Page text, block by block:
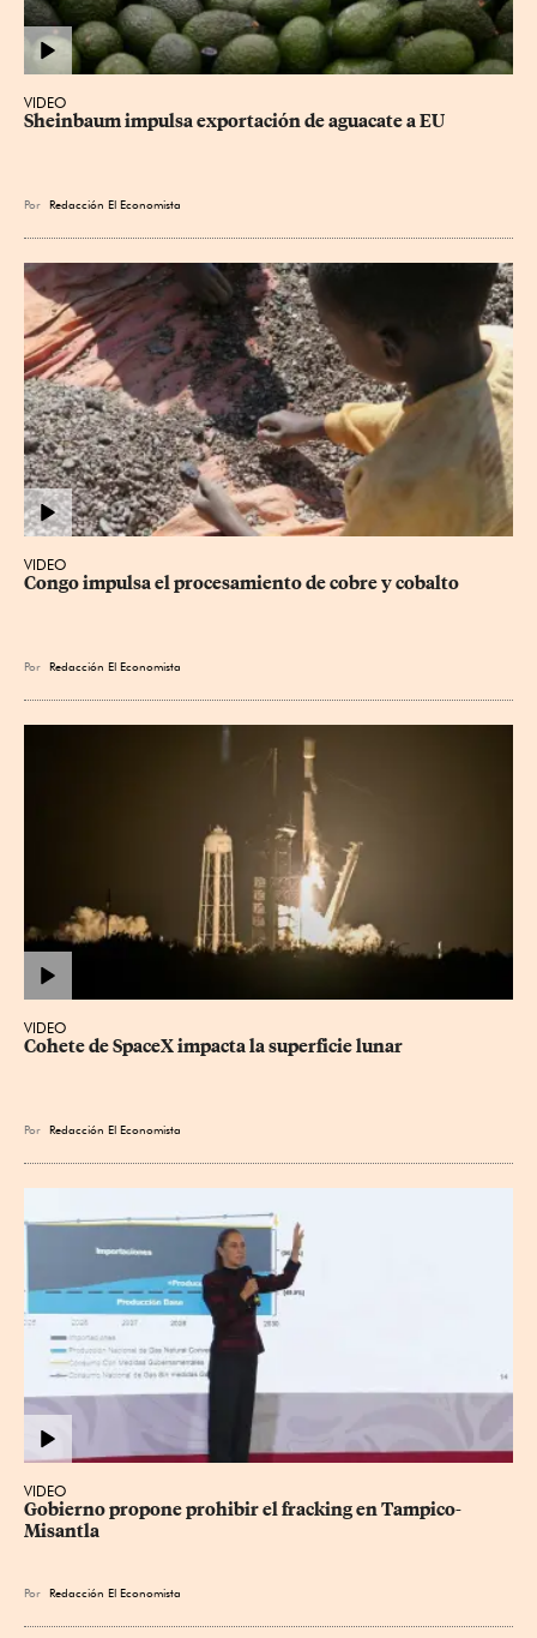
VIDEO
Sheinbaum impulsa exportación de aguacate a EU
Por Redacción El Economista
VIDEO
Congo impulsa el procesamiento de cobre y cobalto
Por Redacción El Economista
VIDEO
Cohete de SpaceX impacta la superficie lunar
Por Redacción El Economista
VIDEO
Gobierno propone prohibir el fracking en Tampico-
Misantla
Por Redacción El Economista